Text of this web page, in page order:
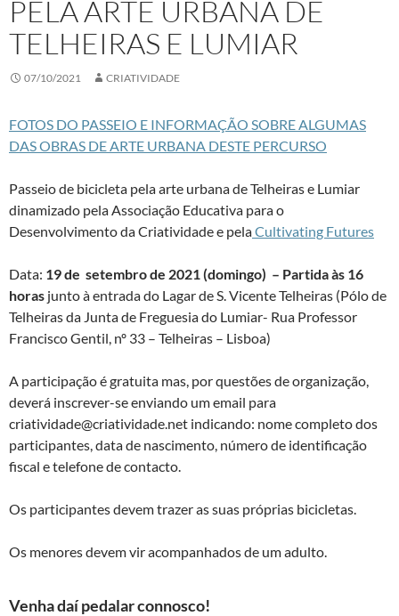
PELA ARTE URBANA DE
TELHEIRAS E LUMIAR
07/10/2021 CRIATIVIDADE
FOTOS DO PASSEIO E INFORMAÇÃO SOBRE ALGUMAS
DAS OBRAS DE ARTE URBANA DESTE PERCURSO
Passeio de bicicleta pela arte urbana de Telheiras e Lumiar
dinamizado pela Associação Educativa para o
Desenvolvimento da Criatividade e pelaCultivating Futures
Data: 19 de setembro de 2021 (domingo) – Partida às 16
horas junto à entrada do Lagar de S. Vicente Telheiras (Pólo de
Telheiras da Junta de Freguesia do Lumiar- Rua Professor
Francisco Gentil, nº 33 – Telheiras – Lisboa)
A participação é gratuita mas, por questões de organização,
deverá inscrever-se enviando um email para
criatividade@criatividade.net indicando: nome completo dos
participantes, data de nascimento, número de identificação
fiscal e telefone de contacto.
Os participantes devem trazer as suas próprias bicicletas.
Os menores devem vir acompanhados de um adulto.
Venha daí pedalar connosco!